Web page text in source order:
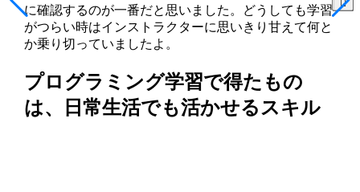
に確認するのが一番だと思いました。どうしても学習
がつらい時はインストラクターに思いきり甘えて何と
か乗り切っていましたよ。
プログラミング学習で得たもの
は、日常生活でも活かせるスキル